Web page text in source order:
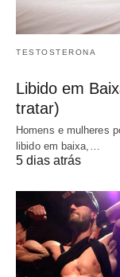
TESTOSTERONA
Libido em
tratar)
Homens e mulheres
libido em baixa,…
5 dias atrás